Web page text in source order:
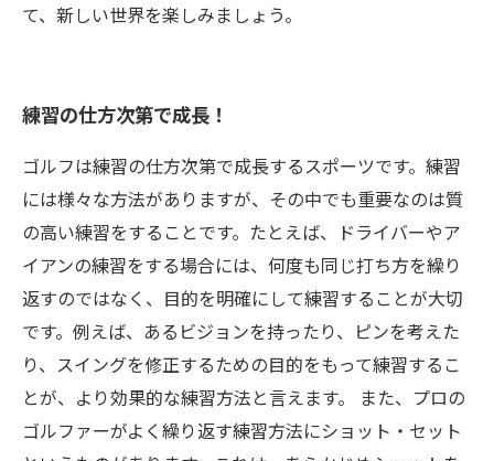
て、新しい世界を楽しみましょう。
練習の仕方次第で成長！
ゴルフは練習の仕方次第で成長するスポーツです。練習
には様々な方法がありますが、その中でも重要なのは質
の高い練習をすることです。たとえば、ドライバーやア
イアンの練習をする場合には、何度も同じ打ち方を繰り
返すのではなく、目的を明確にして練習することが大切
です。例えば、あるビジョンを持ったり、ピンを考えた
り、スイングを修正するための目的をもって練習するこ
とが、より効果的な練習方法と言えます。 また、プロの
ゴルファーがよく繰り返す練習方法にショット・セット